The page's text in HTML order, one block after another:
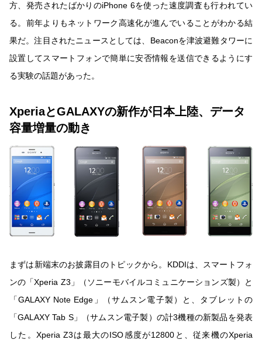
方、発売されたばかりのiPhone 6を使った速度調査も行われてい
る。前年よりもネットワーク高速化が進んでいることがわかる結
果だ。注目されたニュースとしては、Beaconを津波避難タワーに
設置してスマートフォンで簡単に安否情報を送信できるようにす
る実験の話題があった。
XperiaとGALAXYの新作が日本上陸、データ
容量増量の動き
まずは新端末のお披露目のトピックから。KDDIは、スマートフォ
ンの「Xperia Z3」（ソニーモバイルコミュニケーションズ製）と
「GALAXY Note Edge」（サムスン電子製）と、タブレットの
「GALAXY Tab S」（サムスン電子製）の計3機種の新製品を発表
した。Xperia Z3は最大のISO感度が12800と、従来機のXperia